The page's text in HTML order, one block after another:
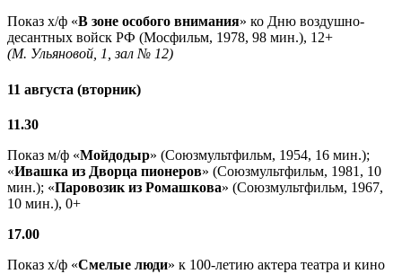
Показ х/ф «В зоне особого внимания» ко Дню воздушно-
десантных войск РФ (Мосфильм, 1978, 98 мин.), 12+
(М. Ульяновой, 1, зал № 12)
11 августа (вторник)
11.30
Показ м/ф «Мойдодыр» (Союзмультфильм, 1954, 16 мин.);
«Ивашка из Дворца пионеров» (Союзмультфильм, 1981, 10
мин.); «Паровозик из Ромашкова» (Союзмультфильм, 1967,
10 мин.), 0+
17.00
Показ х/ф «Смелые люди» к 100-летию актера театра и кино